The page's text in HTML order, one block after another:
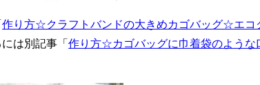
作り方☆クラフトバンドの大きめカゴバッグ☆エコ
は別記事「作り方☆カゴバッグに巾着袋のよう